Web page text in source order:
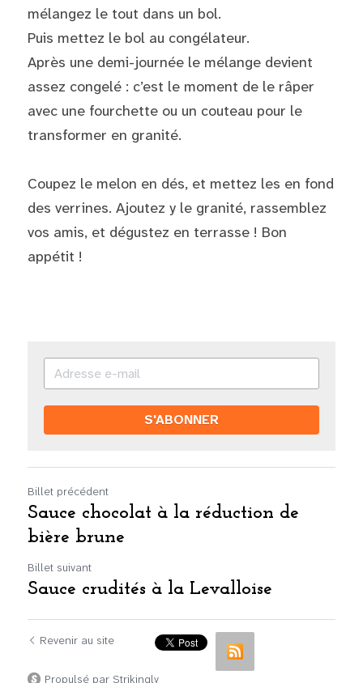
mélangez le tout dans un bol.
Puis mettez le bol au congélateur.
Après une demi-journée le mélange devient
assez congelé : c’est le moment de le râper
avec une fourchette ou un couteau pour le
transformer en granité.
Coupez le melon en dés, et mettez les en fond
des verrines. Ajoutez y le granité, rassemblez
vos amis, et dégustez en terrasse ! Bon
appétit !
S'ABONNER
Billet précédent
Sauce chocolat à la réduction de
bière brune
Billet suivant
Sauce crudités à la Levalloise
Revenir au site
Propulsé par Strikingly